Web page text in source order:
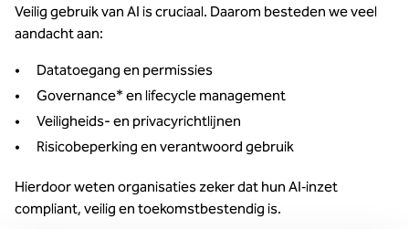
Veilig gebruik van AI is cruciaal. Daarom besteden we veel
aandacht aan:
Datatoegang en permissies
Governance* en lifecycle management
Veiligheids- en privacyrichtlijnen
Risicobeperking en verantwoord gebruik
Hierdoor weten organisaties zeker dat hun AI‑inzet
compliant, veilig en toekomstbestendig is.